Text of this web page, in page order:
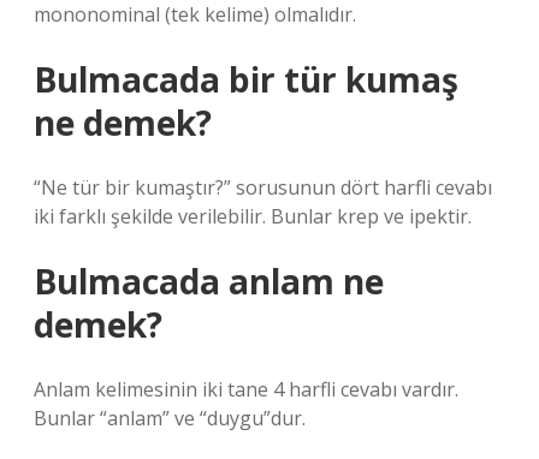
mononominal (tek kelime) olmalıdır.
Bulmacada bir tür kumaş
ne demek?
“Ne tür bir kumaştır?” sorusunun dört harfli cevabı
iki farklı şekilde verilebilir. Bunlar krep ve ipektir.
Bulmacada anlam ne
demek?
Anlam kelimesinin iki tane 4 harfli cevabı vardır.
Bunlar “anlam” ve “duygu”dur.